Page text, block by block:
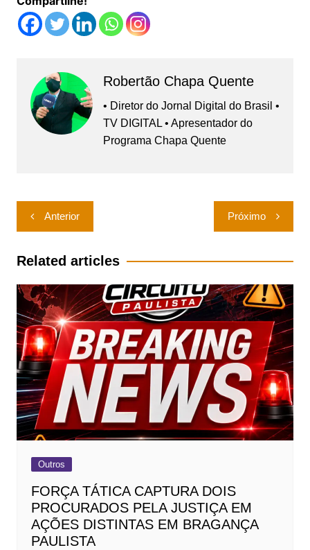
Robertão Chapa Quente
• Diretor do Jornal Digital do Brasil •
TV DIGITAL • Apresentador do
Programa Chapa Quente
Navegação
de
Post
Anterior Próximo
Related articles
Outros
FORÇA TÁTICA CAPTURA DOIS
PROCURADOS PELA JUSTIÇA EM
AÇÕES DISTINTAS EM BRAGANÇA
PAULISTA